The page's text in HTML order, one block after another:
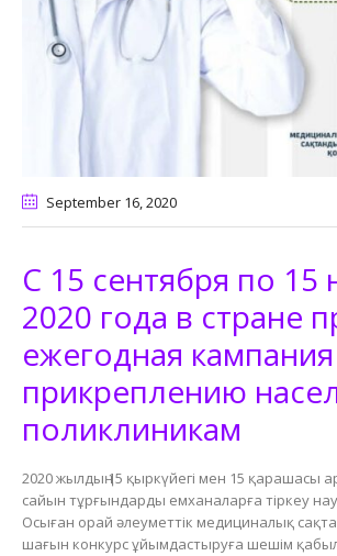
September 16, 2020
С 15 сентября по 15
2020 года в стране
ежегодная
прикреплению
поликлиникам
2020 жылдың 15 қыркүйегі мен 15 қарашасы
сайын тұрғындарды емханаларға тіркеу
Осыған орай әлеуметтік медициналық
шағын конкурс ұйымдастыруға шешім